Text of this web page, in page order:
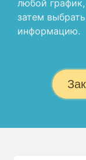
любой
затем
информацию.